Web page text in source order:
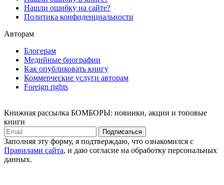
Нашли ошибку на сайте?
Политика конфиденциальности
Авторам
Блогерам
Медийные биографии
Как опубликовать книгу
Коммерческие услуги авторам
Foreign rights
Книжная рассылка БОМБОРЫ: новинки, акции и топовые
книги
Подписаться
Заполняя эту форму, я подтверждаю, что ознакомился с
Правилами сайта, и даю согласие на обработку персональных
данных.